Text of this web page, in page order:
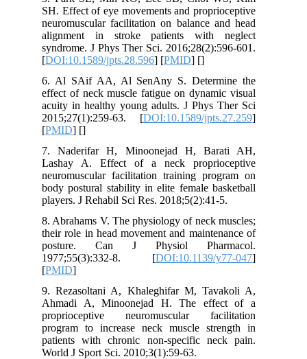
SH. Effect of eye movements and
neuromuscular facilitation on balance
alignment in stroke patients with
syndrome. J Phys Ther Sci.
[DOI:10.1589/jpts.28.596
6. Al SAif AA, Al SenAny S.
effect of neck muscle fatigue on
acuity in healthy young adults. J Phys
2015;27(1):259-63. [DOI:10.1589/
7. Naderifar H, Minoonejad H,
Lashay A. Effect of a neck
neuromuscular facilitation training
body postural stability in elite female
players. J Rehabil Sci Res.
8. Abrahams V. The physiology of neck
their role in head movement and
posture. Can J Physiol
1977;55(3):332-8. [DOI:10.1139/
9. Rezasoltani A, Khaleghifar M,
Ahmadi A, Minoonejad H. The
proprioceptive neuromuscular
program to increase neck muscle
patients with chronic non-specific
World J Sport Sci. 2010;3(1):59-63.